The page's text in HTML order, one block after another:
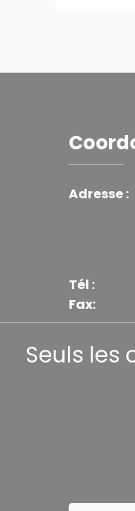
Adresse :
Tél :
Fax:
* Tous les
Seuls les